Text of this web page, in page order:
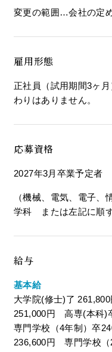
変更の範囲…会社の定
雇用形態
正社員（試用期間3ヶ
わりはありません。
応募資格
2027年3月卒業予定者
（機械、電気、電子、
学科 または左記に順ず
給与
基本給
大学院(修士)了
251,000円 高専(本科)
専門学校（4年制）卒
236,600円 専門学校（